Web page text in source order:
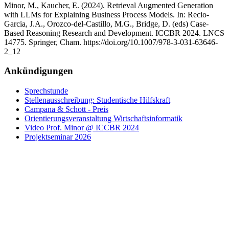
Minor, M., Kaucher, E. (2024). Retrieval Augmented Generation
with LLMs for Explaining Business Process Models. In: Recio-
Garcia, J.A., Orozco-del-Castillo, M.G., Bridge, D. (eds) Case-
Based Reasoning Research and Development. ICCBR 2024. LNCS
14775. Springer, Cham. https://doi.org/10.1007/978-3-031-63646-
2_12
Ankündigungen
Sprechstunde
Stellenausschreibung: Studentische Hilfskraft
Campana & Schott - Preis
Orientierungsveranstaltung Wirtschaftsinformatik
Video Prof. Minor @ ICCBR 2024
Projektseminar 2026